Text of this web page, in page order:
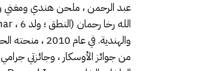
عبد الرحمن ، ملحن هندي
والهندية.